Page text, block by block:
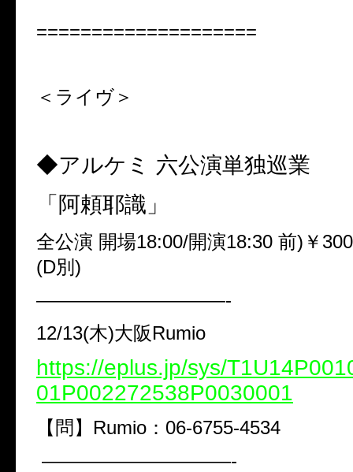
====================
＜ライヴ＞
◆アルケミ 六公演単独巡業
「阿頼耶識」
全公演 開場18:00/開演18:30 前)￥
(D別)
——————————-
12/13(木)大阪Rumio
https://eplus.jp/sys/
01P002272538P0030001
【問】Rumio：06-6755-4534
——————————-